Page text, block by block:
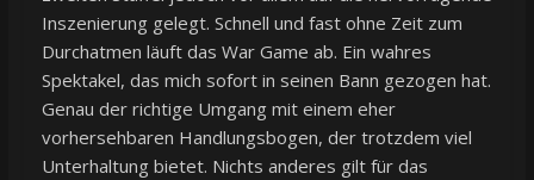
Inszenierung gelegt. Schnell und fast ohne Zeit zum
Durchatmen läuft das War Game ab. Ein wahres
Spektakel, das mich sofort in seinen Bann gezogen hat.
Genau der richtige Umgang mit einem eher
vorhersehbaren Handlungsbogen, der trotzdem viel
Unterhaltung bietet. Nichts anderes gilt für das